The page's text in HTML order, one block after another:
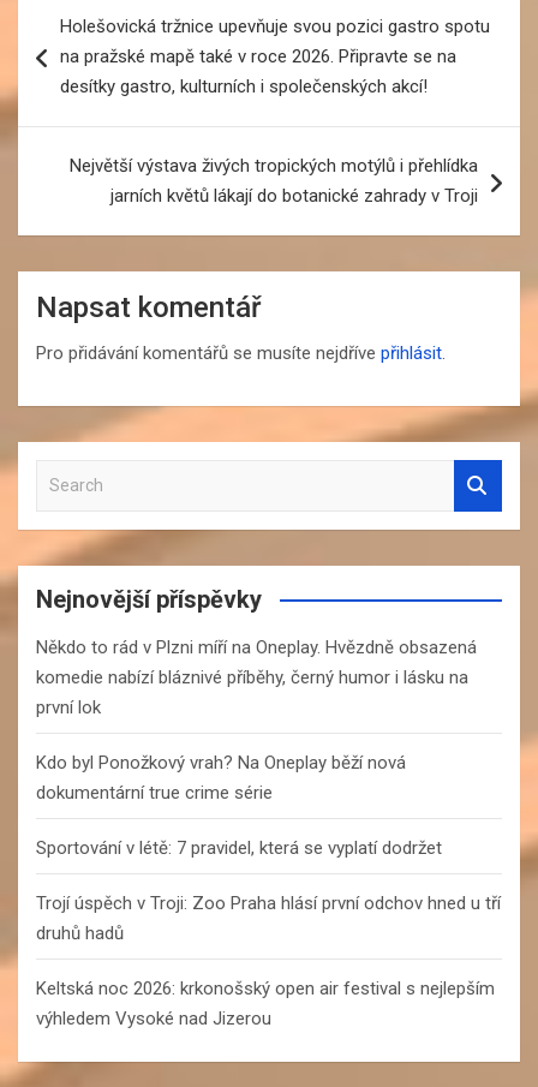
pro
příspěvek
Holešovická tržnice upevňuje svou pozici gastro spotu
na pražské mapě také v roce 2026. Připravte se na
desítky gastro, kulturních i společenských akcí!
Největší výstava živých tropických motýlů i přehlídka
jarních květů lákají do botanické zahrady v Troji
Napsat komentář
Pro přidávání komentářů se musíte nejdříve přihlásit.
a
r
c
Nejnovější příspěvky
Někdo to rád v Plzni míří na Oneplay. Hvězdně obsazená
komedie nabízí bláznivé příběhy, černý humor i lásku na
první lok
Kdo byl Ponožkový vrah? Na Oneplay běží nová
dokumentární true crime série
Sportování v létě: 7 pravidel, která se vyplatí dodržet
Trojí úspěch v Troji: Zoo Praha hlásí první odchov hned u tří
druhů hadů
Keltská noc 2026: krkonošský open air festival s nejlepším
výhledem Vysoké nad Jizerou